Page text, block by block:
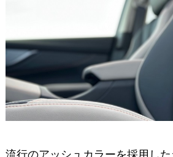
流行のアッシュカラーを採用し